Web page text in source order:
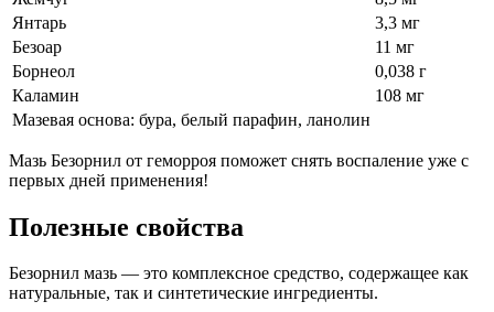
Янтарь
3,3 мг
Безоар
11 мг
Борнеол
0,038 г
Каламин
108 мг
Мазевая основа: бура, белый парафин, ланолин
Мазь Безорнил от геморроя поможет снять воспаление уже с
первых дней применения!
Полезные свойства
Безорнил мазь — это комплексное средство, содержащее как
натуральные, так и синтетические ингредиенты.